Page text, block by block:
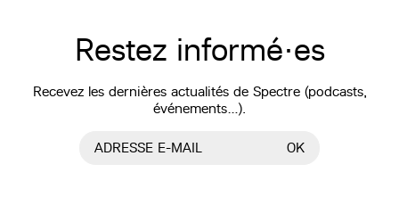
Restez informé·es
Recevez les dernières actualités de Spectre (podcasts,
événements…).
ADRESSE E-MAIL OK